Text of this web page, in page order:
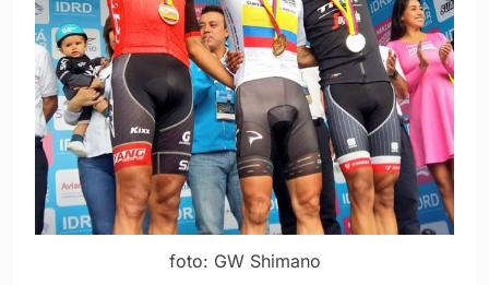
foto: GW Shimano